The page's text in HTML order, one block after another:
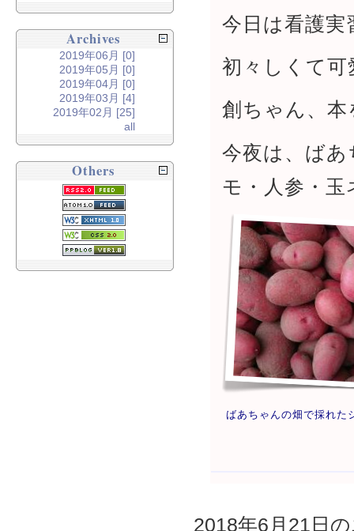
今日は看護実
初々しくて可
創ちゃん、
今夜は、ば
モ・人参・
ばあちゃんの畑で採れた
2018年6月21日
Archives
2019年06月 [0]
2019年05月 [0]
2019年04月 [0]
2019年03月 [4]
2019年02月 [25]
all
Others